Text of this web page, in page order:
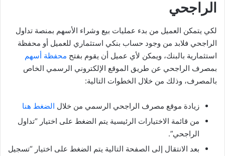
الراجحي
لكي يتمكن العميل من بدء عمليات بيع وشراء الأسهم بمنصة تداول
الراجحي فلابد من وجود حساب بنكي استثماري للعميل أو محفظة
استثمارية بالبنك، ويمكن لأي عميل أن يقوم بفتح محفظة أسهم
بمصرف الراجحي عن طريق الموقع الإلكتروني الرسمي الخاص
بالمصرف، وذلك من خلال الخطوات التالية:
زيادة موقع مصرف الراجحي الرسمي من خلال الضغط هنا
من قائمة الاختيارات الرئيسية يتم الضغط على اختيار “تداول
الراجحي”.
بعد الانتقال إلى الصفحة التالية يتم الضغط على اختيار “تسجيل